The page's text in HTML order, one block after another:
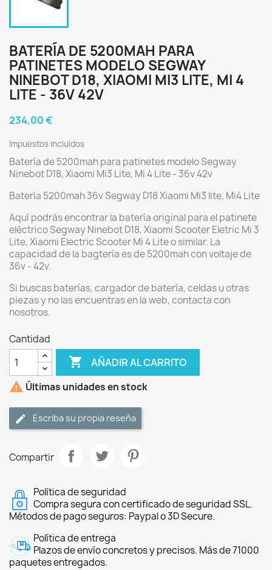
BATERÍA DE 5200MAH PARA
PATINETES MODELO SEGWAY
NINEBOT D18, XIAOMI MI3 LITE, MI 4
LITE - 36V 42V
234,00 €
Impuestos incluidos
Batería de 5200mah para patinetes modelo Segway
Ninebot D18, Xiaomi Mi3 Lite, Mi 4 Lite - 36v 42v
Batería 5200mah 36v Segway D18 Xiaomi Mi3 lite, Mi4 Lite
Aquí podrás encontrar la batería original para el patinete
eléctrico Segway Ninebot D18, Xiaomi Scooter Eletric Mi 3
Lite, Xiaomi Electric Scooter Mi 4 Lite o similar. La
capacidad de la bagtería es de 5200mah con voltaje de
36v - 42v.
Si buscas baterías, cargador de batería, celdas u otras
piezas y no las encuentras en la web, contacta con
nosotros.
Cantidad
 AÑADIR AL CARRITO
 Últimas unidades en stock
Escriba su propia reseña
Compartir
Política de seguridad
Compra segura con certificado de seguridad SSL.
Métodos de pago seguros: Paypal o 3D Secure.
Política de entrega
Plazos de envío concretos y precisos. Más de 71000
paquetes entregados.